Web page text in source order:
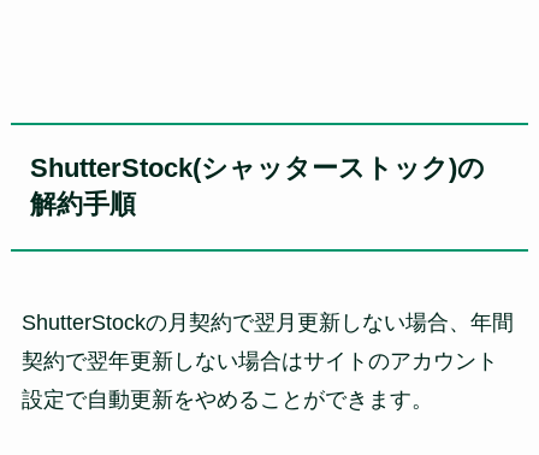
ShutterStock(シャッターストック)の
解約手順
ShutterStockの月契約で翌月更新しない場合、年間
契約で翌年更新しない場合はサイトのアカウント
設定で自動更新をやめることができます。